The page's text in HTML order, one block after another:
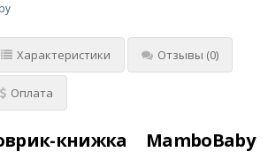
Характеристики Отзывы (0)
Оплата
книжка MamboBaby